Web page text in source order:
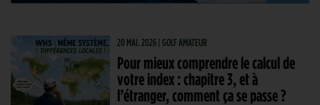
20 MAI. 2026 | GOLF AMATEUR
Pour mieux comprendre le calcul de
votre index : chapitre 3, et à
l’étranger, comment ça se passe ?